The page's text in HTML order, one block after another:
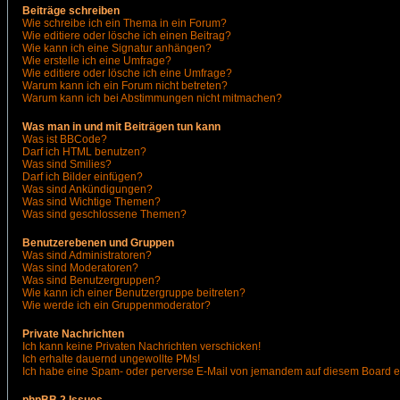
Beiträge schreiben
Wie schreibe ich ein Thema in ein Forum?
Wie editiere oder lösche ich einen Beitrag?
Wie kann ich eine Signatur anhängen?
Wie erstelle ich eine Umfrage?
Wie editiere oder lösche ich eine Umfrage?
Warum kann ich ein Forum nicht betreten?
Warum kann ich bei Abstimmungen nicht mitmachen?
Was man in und mit Beiträgen tun kann
Was ist BBCode?
Darf ich HTML benutzen?
Was sind Smilies?
Darf ich Bilder einfügen?
Was sind Ankündigungen?
Was sind Wichtige Themen?
Was sind geschlossene Themen?
Benutzerebenen und Gruppen
Was sind Administratoren?
Was sind Moderatoren?
Was sind Benutzergruppen?
Wie kann ich einer Benutzergruppe beitreten?
Wie werde ich ein Gruppenmoderator?
Private Nachrichten
Ich kann keine Privaten Nachrichten verschicken!
Ich erhalte dauernd ungewollte PMs!
Ich habe eine Spam- oder perverse E-Mail von jemandem auf diesem Board